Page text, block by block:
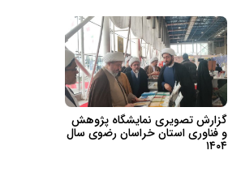
گزارش تصویری نمایشگاه پژوهش
و فناوری استان خراسان رضوی سال
۱۴۰۴